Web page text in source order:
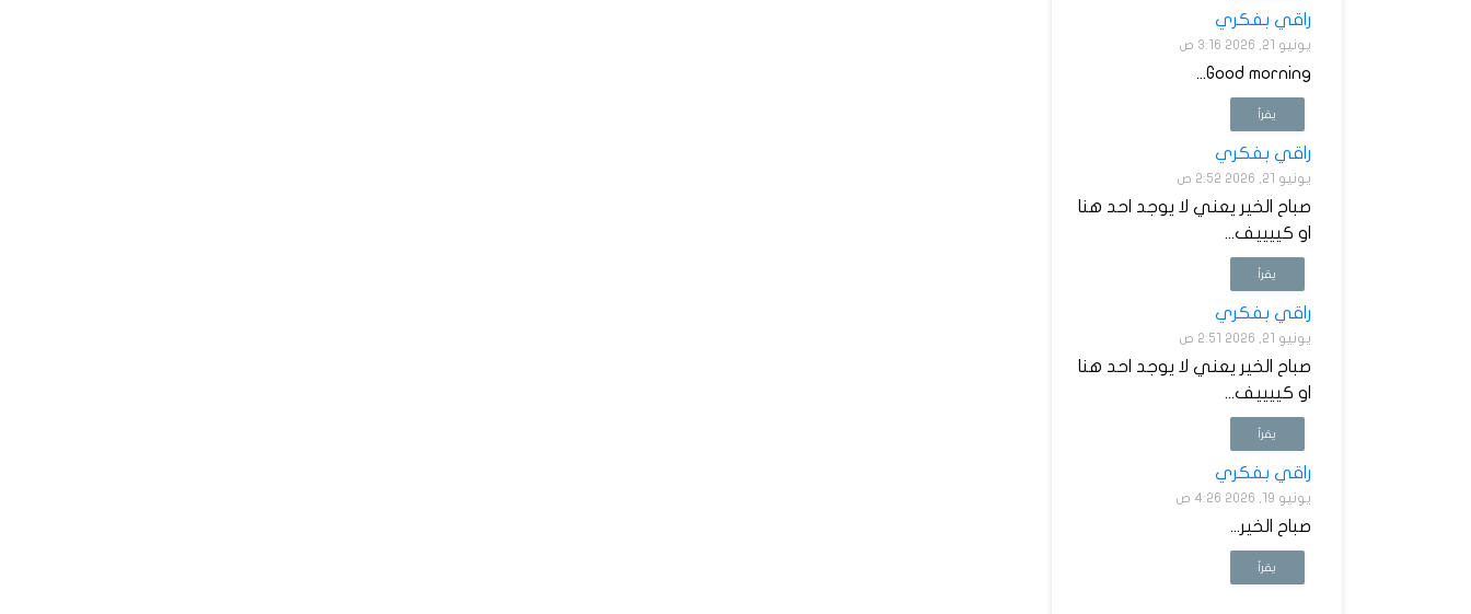
راقي بفكري
يونيو 21, 2026 3:16 ص
Good morning...
يقرأ
راقي بفكري
يونيو 21, 2026 2:52 ص
صباح الخير يعني لا يوجد احد هنا
او كييييف...
يقرأ
راقي بفكري
يونيو 21, 2026 2:51 ص
صباح الخير يعني لا يوجد احد هنا
او كييييف...
يقرأ
راقي بفكري
يونيو 19, 2026 4:26 ص
صباح الخير...
يقرأ